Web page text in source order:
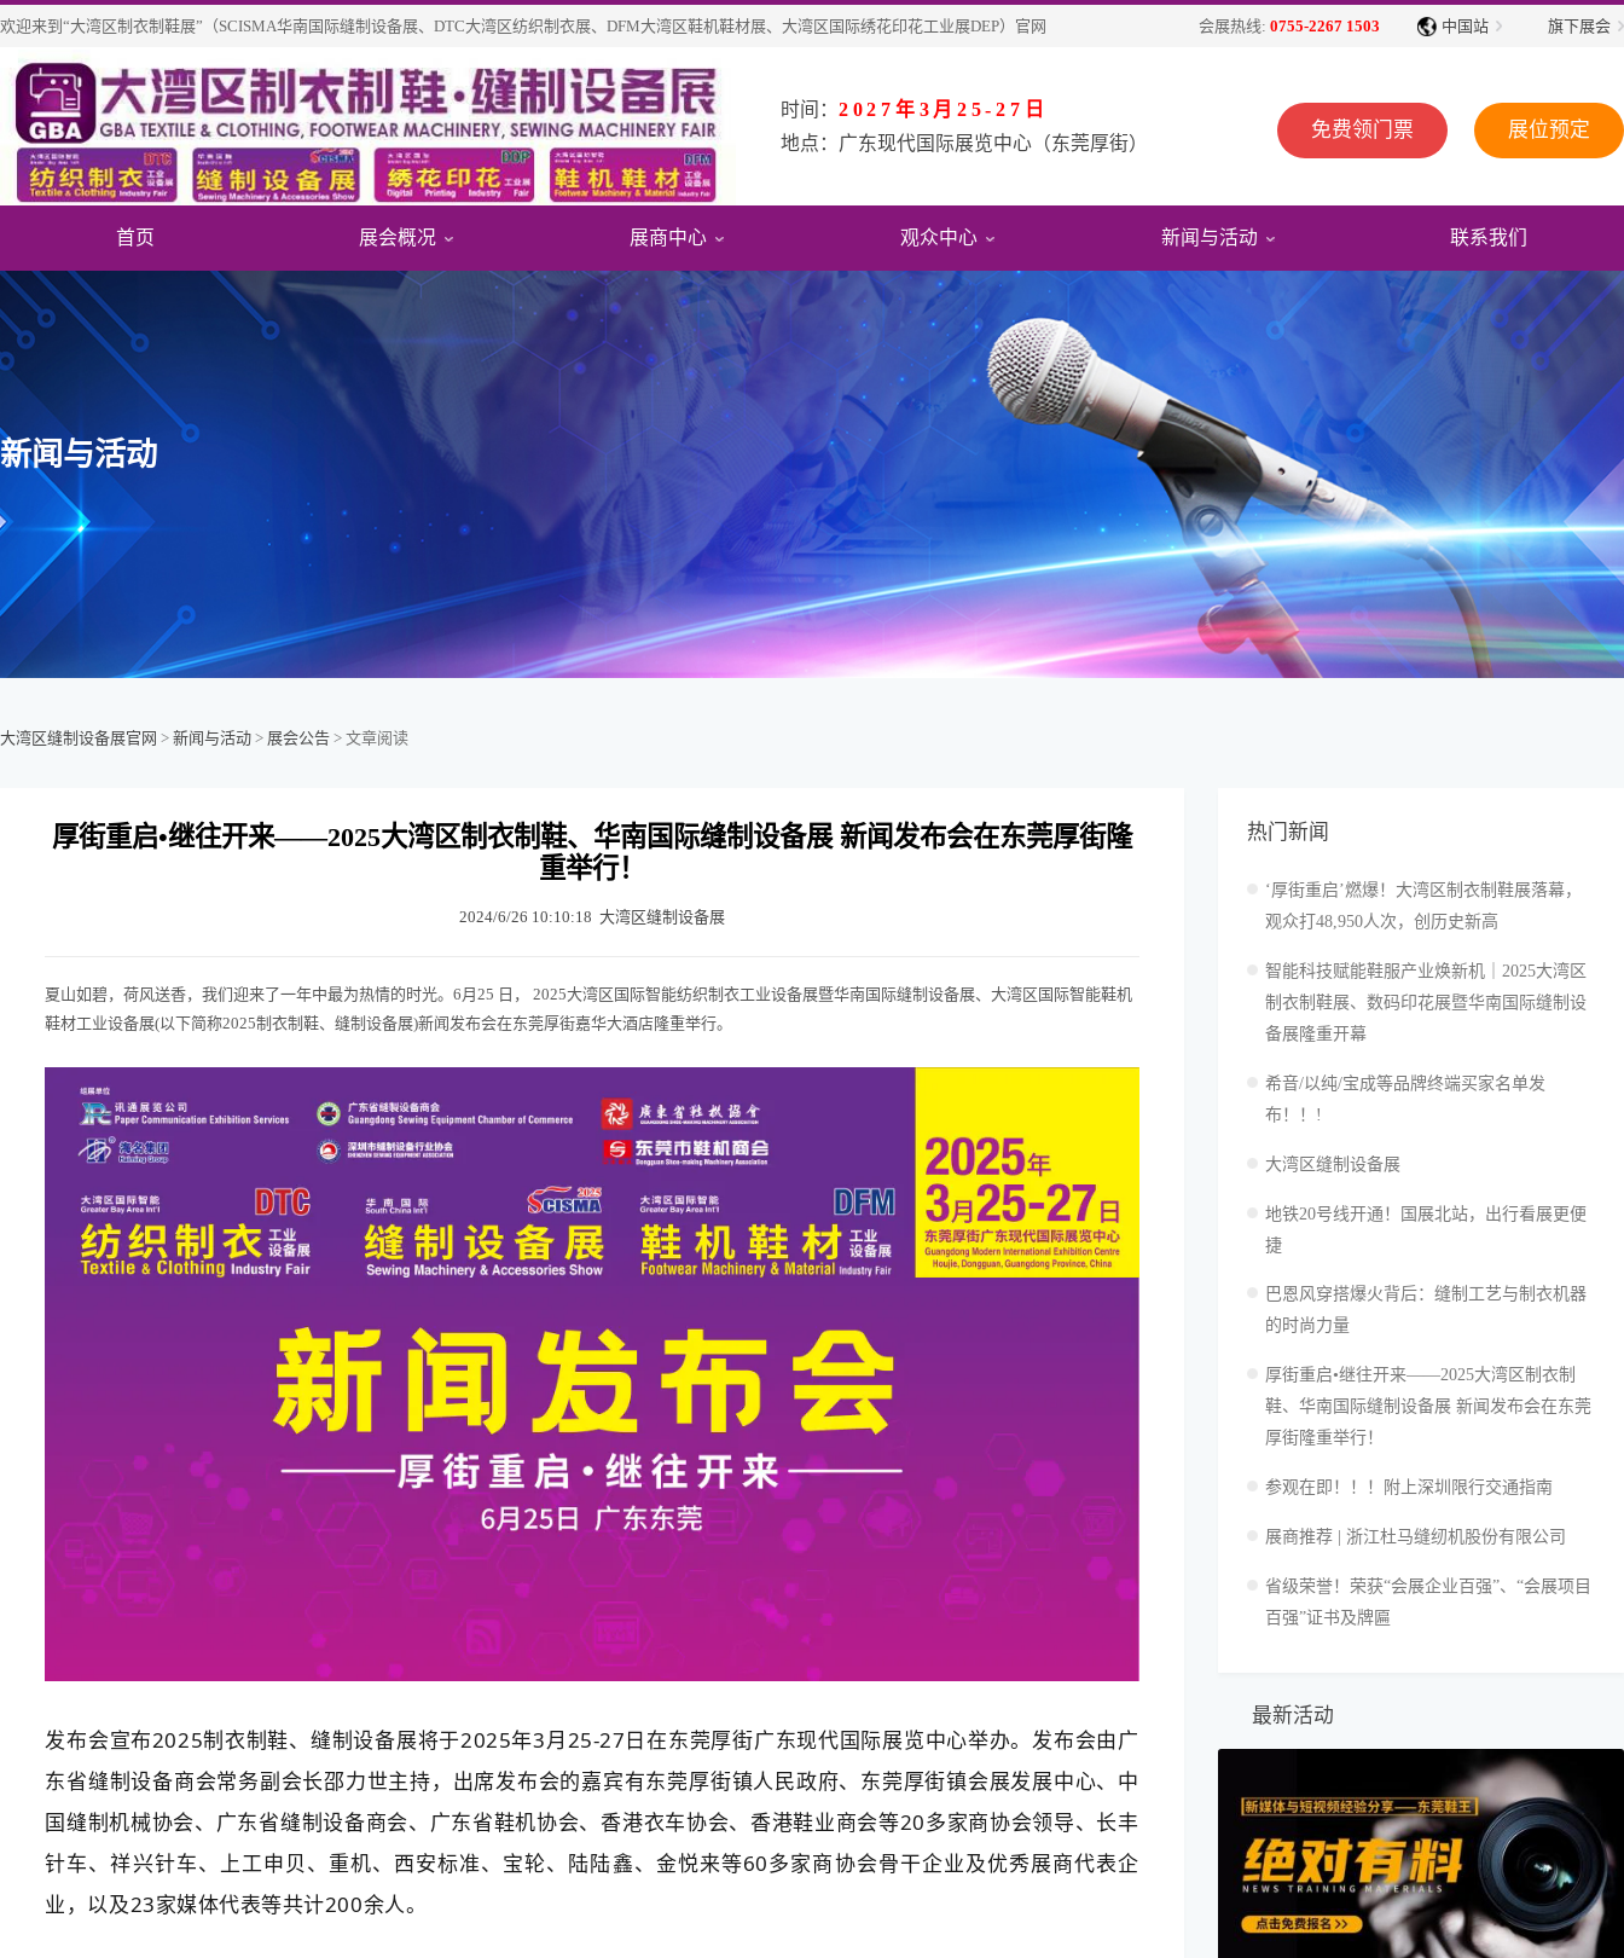
欢迎来到“大湾区制衣制鞋展”（SCISMA华南国际缝制设备展、DTC大湾区纺织制衣展、DFM大湾区鞋机鞋材展、大湾区国际绣花印花工业展DEP）官网 会展热线: 0755-2267 1503 中国站 旗下展会
时间： 2027年3月25-27日
地点： 广东现代国际展览中心（东莞厚街）
免费领门票 展位预定
首页 展会概况
关于展会
展会历史数据
展会影响力
展会影响力 展会视频
精彩图片
展会报告书
展商中心
展商信息
新品技术
展位申请
参展福利&优惠 往届展会报告
2026参展商手册
2026广告招商手册
观众中心
免费参观报名
重磅观众福利
参观指引
交通指引 免费住酒店
省外观众交通补贴
展商名录下载
新闻与活动
媒体报道
行业动态
展会活动
联系我们
新闻与活动
大湾区缝制设备展官网 > 新闻与活动 > 展会公告 > 文章阅读
厚街重启•继往开来——2025大湾区制衣制鞋、华南国际缝制设备展 新闻发布会在东莞厚街隆
重举行！
2024/6/26 10:10:18 大湾区缝制设备展
夏山如碧，荷风送香，我们迎来了一年中最为热情的时光。6月25 日， 2025大湾区国际智能纺织制衣工业设备展暨华南国际缝制设备展、大湾区国际智能鞋机
鞋材工业设备展(以下简称2025制衣制鞋、缝制设备展)新闻发布会在东莞厚街嘉华大酒店隆重举行。
发布会宣布2025制衣制鞋、缝制设备展将于2025年3月25-27日在东莞厚街广东现代国际展览中心举办。发布会由广
东省缝制设备商会常务副会长邵力世主持，出席发布会的嘉宾有东莞厚街镇人民政府、东莞厚街镇会展发展中心、中
国缝制机械协会、广东省缝制设备商会、广东省鞋机协会、香港衣车协会、香港鞋业商会等20多家商协会领导、长丰
针车、祥兴针车、上工申贝、重机、西安标准、宝轮、陆陆鑫、金悦来等60多家商协会骨干企业及优秀展商代表企
业，以及23家媒体代表等共计200余人。
热门新闻
‘厚街重启’燃爆！大湾区制衣制鞋展落幕，
观众打48,950人次，创历史新高
智能科技赋能鞋服产业焕新机｜2025大湾区
制衣制鞋展、数码印花展暨华南国际缝制设
备展隆重开幕
希音/以纯/宝成等品牌终端买家名单发
布！！!
大湾区缝制设备展
地铁20号线开通！国展北站，出行看展更便
捷
巴恩风穿搭爆火背后：缝制工艺与制衣机器
的时尚力量
厚街重启•继往开来——2025大湾区制衣制
鞋、华南国际缝制设备展 新闻发布会在东莞
厚街隆重举行！
参观在即！！！附上深圳限行交通指南
展商推荐 | 浙江杜马缝纫机股份有限公司
省级荣誉！荣获“会展企业百强”、“会展项目
百强”证书及牌匾
最新活动